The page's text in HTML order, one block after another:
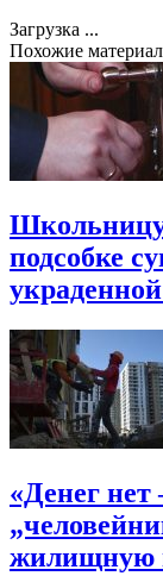
Загрузка ...
Похожие
Школьницу
подсобке
«Денег
жилищную